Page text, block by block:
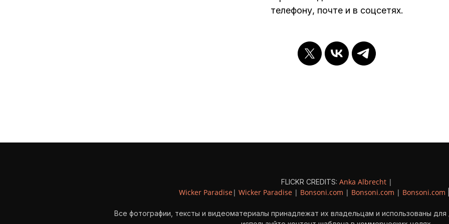
телефону, почте и в соцсетях.
FLICKR CREDITS: Anka Albrecht |
Wicker Paradise| Wicker Paradise| Bonsoni.com | Bonsoni.com | Bonsoni.com
Все фотографии, тексты и видеоматериалы принадлежат их владельцам и использованы